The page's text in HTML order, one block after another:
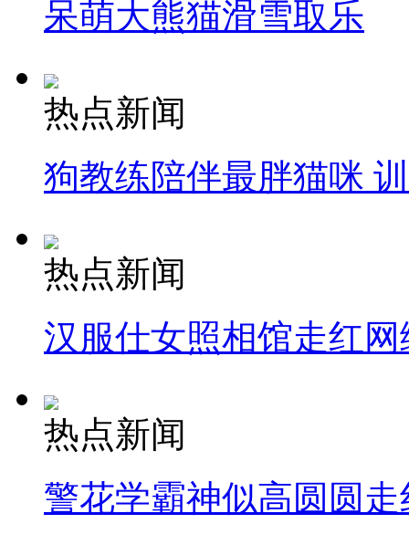
呆萌大熊猫滑雪取乐
热点新闻
狗教练陪伴最胖猫咪
热点新闻
汉服仕女照相馆走红网
热点新闻
警花学霸神似高圆圆走